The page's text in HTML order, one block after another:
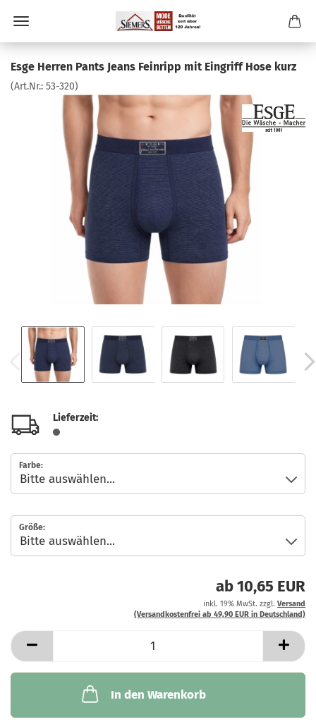
Esge Herren Pants Jeans Feinripp mit Eingriff Hose kurz
(Art.Nr.: 53-320)
Lieferzeit:
Farbe:
Größe:
ab 10,65 EUR
inkl. 19% MwSt. zzgl. Versand
(Versandkostenfrei ab 49,90 EUR in Deutschland)
In den Warenkorb